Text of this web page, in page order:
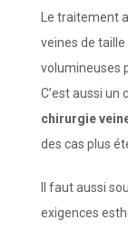
Le traitement
veines de
volumineuses
C’est aussi
chirurgie
des cas plus
Il faut aussi
exigences